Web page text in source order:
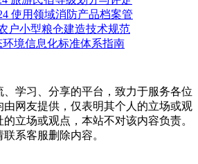
使用领域消防产品档案管
户小型粮仓建造技术规范
环境信息化标准体系指南
学习、分享的平台，致力于服务各位
由网友提供，仅表明其个人的立场或观
立场或观点，本站不对该内容负责。
系客服删除内容。